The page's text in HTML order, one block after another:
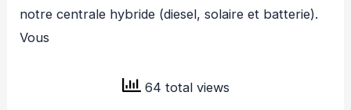
notre centrale hybride (diesel, solaire et batterie).
Vous
64 total views